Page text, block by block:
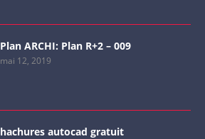
Plan ARCHI: Plan R+2 – 009
mai 12, 2019
hachures autocad gratuit